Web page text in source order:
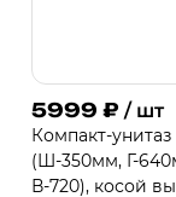
5999 ₽ / шт
Компакт-унитаз
(Ш-350мм, Г-
В-720), косой